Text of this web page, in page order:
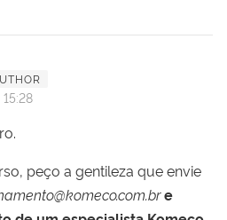
peço a gentileza que envie
e